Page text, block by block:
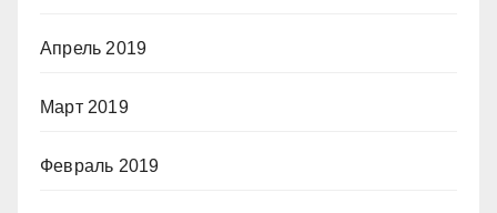
Апрель 2019
Март 2019
Февраль 2019